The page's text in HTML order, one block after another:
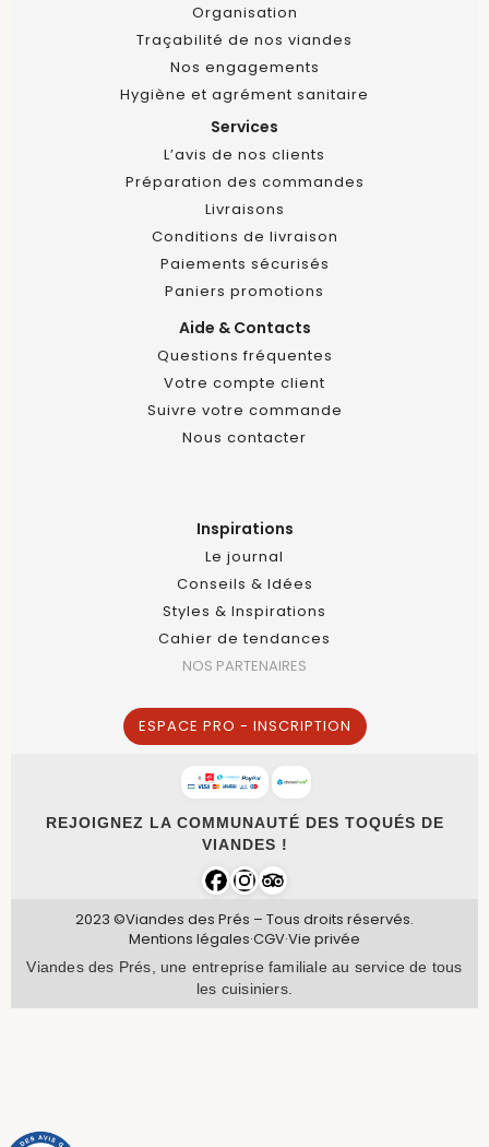
Organisation
Traçabilité de nos viandes
Nos engagements
Hygiène et agrément sanitaire
Services
L’avis de nos clients
Préparation des commandes
Livraisons
Conditions de livraison
Paiements sécurisés
Paniers promotions
Aide & Contacts
Questions fréquentes
Votre compte client
Suivre votre commande
Nous contacter
Inspirations
Le journal
Conseils & Idées
Styles & Inspirations
Cahier de tendances
NOS PARTENAIRES
ESPACE PRO - INSCRIPTION
REJOIGNEZ LA COMMUNAUTÉ DES TOQUÉS DE
VIANDES !
2023 ©Viandes des Prés – Tous droits réservés.
Mentions légales·CGV·Vie privée
Viandes des Prés, une entreprise familiale au service de tous
les cuisiniers.